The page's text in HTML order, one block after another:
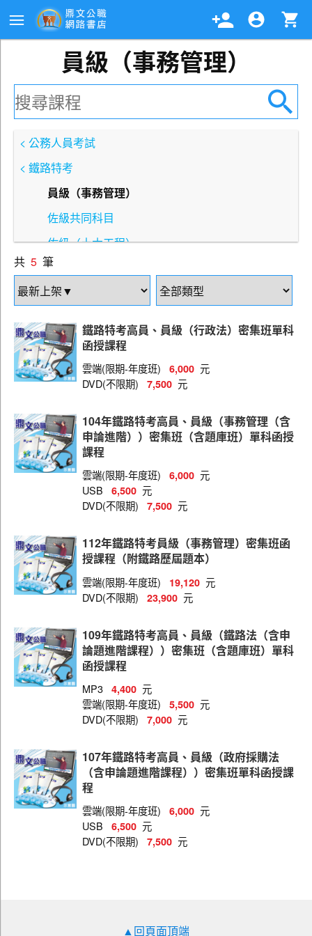
員級（事務管理）
< 公務人員考試
< 鐵路特考
員級（事務管理）
佐級共同科目
佐級（土木工程）
佐級（事務管理）
佐級（材料管理）
佐級（場站調車）
佐級（機械工程）
佐級（機檢工程）
佐級（電力工程）
佐級（電子工程）
佐級（養路工程）
佐級（會計）
員級（土木工程）
員級（地政）
員級（材料管理）
員級（財經廉政）
員級（統計）
員級（會計）
員級（資訊處理）
員級（電力工程）
員級（電子工程）
員級（機械工程）
員級（機檢工程）
共 5 筆
鐵路特考高員、員級（行政法）密集班單科
函授課程
雲端(限期-年度班) 6,000 元
DVD(不限期)
7,500 元
104年鐵路特考高員、員級（事務管理（含
申論進階））密集班（含題庫班）單科函授
課程
雲端(限期-年度班) 6,000 元
USB
6,500 元
DVD(不限期)
7,500 元
112年鐵路特考員級（事務管理）密集班函
授課程（附鐵路歷屆題本）
雲端(限期-年度班) 19,120 元
DVD(不限期)
23,900 元
109年鐵路特考高員、員級（鐵路法（含申
論題進階課程））密集班（含題庫班）單科
函授課程
MP3 4,400 元
雲端(限期-年度班)
5,500 元
DVD(不限期)
7,000 元
107年鐵路特考高員、員級（政府採購法
（含申論題進階課程））密集班單科函授課
程
雲端(限期-年度班) 6,000 元
USB
6,500 元
DVD(不限期)
7,500 元
▲回頁面頂端